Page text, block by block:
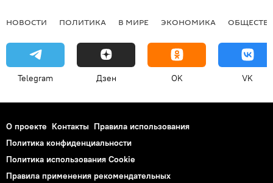
НОВОСТИ ПОЛИТИКА В МИРЕ ЭКОНОМИКА
Telegram Дзен OK VK
О проекте Контакты Правила использования
Политика конфиденциальности
Политика использования Cookie
Правила применения рекомендательных